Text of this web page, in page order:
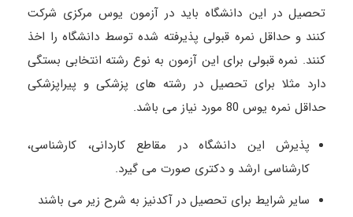
تحصیل در این دانشگاه باید در آزمون یوس مرکزی شرکت
کنند و حداقل نمره قبولی پذیرفته شده توسط دانشگاه را اخذ
کنند. نمره قبولی برای این آزمون به نوع رشته انتخابی بستگی
دارد مثلا برای تحصیل در رشته های پزشکی و پیراپزشکی
حداقل نمره یوس 80 مورد نیاز می باشد.
پذیرش این دانشگاه در مقاطع کاردانی، کارشناسی،
کارشناسی ارشد و دکتری صورت می گیرد.
سایر شرایط برای تحصیل در آکدنیز به شرح زیر می باشند